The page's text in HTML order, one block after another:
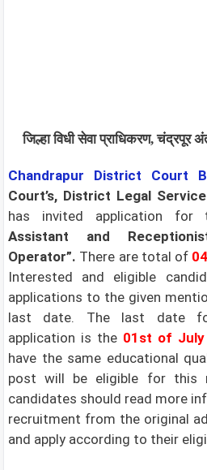
जिल्हा विधी सेवा प्राधिकरण, चंद्रपूर
Chandrapur District Court
Court’s, District Legal
has invited application
Assistant and
Operator”. There are total of 04
Interested and eligible
applications to the given
last date. The last date
application is the 01st of July
have the same educational
post will be eligible for this
candidates should read more
recruitment from the original
and apply according to their